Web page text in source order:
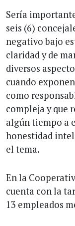
Sería
seis (6)
negativo bajo
claridad y de
diversos
cuando
como
compleja y que
algún tiempo a
honestidad
el tema.
En la
cuenta con la
13 empleados